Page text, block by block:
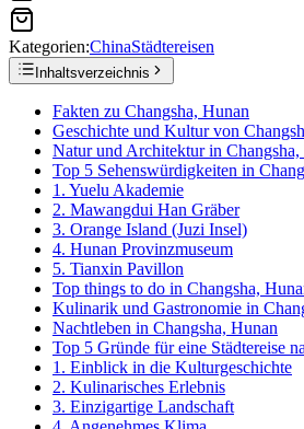
Kategorien:ChinaStädtereisen
Inhaltsverzeichnis
Fakten zu Changsha, Hunan
Geschichte und Kultur von
Natur und Architektur in Changsha,
Top 5 Sehenswürdigkeiten in
1. Yuelu Akademie
2. Mawangdui Han Gräber
3. Orange Island (Juzi Insel)
4. Hunan Provinzmuseum
5. Tianxin Pavillon
Top things to do in Changsha,
Kulinarik und Gastronomie in
Nachtleben in Changsha, Hunan
Top 5 Gründe für eine Städtereise
1. Einblick in die Kulturgeschichte
2. Kulinarisches Erlebnis
3. Einzigartige Landschaft